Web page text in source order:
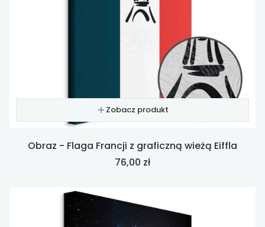
Zobacz produkt
Obraz - Flaga Francji z graficzną wieżą Eiffla
Cena
76,00 zł